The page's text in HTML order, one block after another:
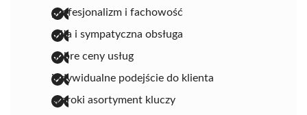
profesjonalizm i fachowość
miła i sympatyczna obsługa
dobre ceny usług
indywidualne podejście do klienta
szeroki asortyment kluczy